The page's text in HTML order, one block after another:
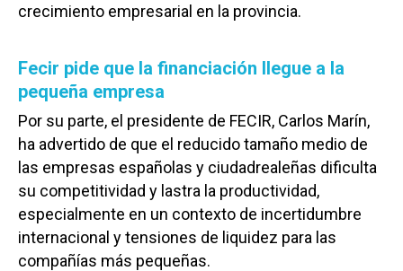
crecimiento empresarial en la provincia.
Fecir pide que la financiación llegue a la
pequeña empresa
Por su parte, el presidente de FECIR, Carlos Marín,
ha advertido de que el reducido tamaño medio de
las empresas españolas y ciudadrealeñas dificulta
su competitividad y lastra la productividad,
especialmente en un contexto de incertidumbre
internacional y tensiones de liquidez para las
compañías más pequeñas.